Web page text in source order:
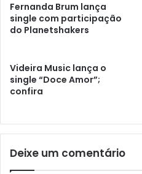
Fernanda Brum lança
single com participação
do Planetshakers
Videira Music lança o
single “Doce Amor”;
confira
Deixe um comentário